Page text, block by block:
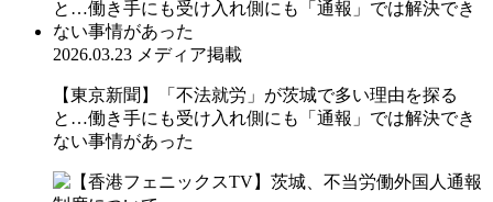
2026.03.23 メディア掲載
【東京新聞】「不法就労」が茨城で多い理由を探る
と…働き手にも受け入れ側にも「通報」では解決でき
ない事情があった